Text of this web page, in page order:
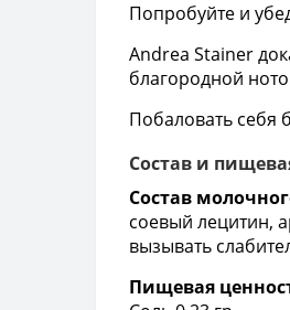
Попробуйте и
Andrea Stainer
благородной
Побаловать себя
Состав и
Состав
соевый лецитин,
вызывать
Пищевая